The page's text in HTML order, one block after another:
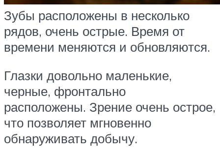
Зубы расположены в несколько
рядов, очень острые. Время от
времени меняются и обновляются.
Глазки довольно маленькие,
черные, фронтально
расположены. Зрение очень острое,
что позволяет мгновенно
обнаруживать добычу.